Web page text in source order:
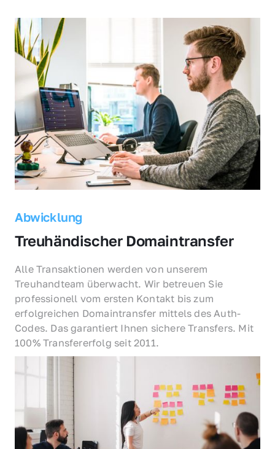
Abwicklung
Treuhändischer Domaintransfer
Alle Transaktionen werden von unserem
Treuhandteam überwacht. Wir betreuen Sie
professionell vom ersten Kontakt bis zum
erfolgreichen Domaintransfer mittels des Auth-
Codes. Das garantiert Ihnen sichere Transfers. Mit
100% Transfererfolg seit 2011.